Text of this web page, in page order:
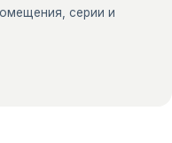
серии и